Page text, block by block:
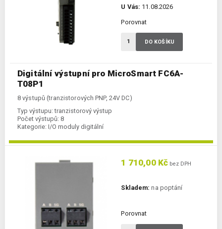
Digitální výstupní pro MicroSmart FC6A-
T08P1
8 výstupů (tranzistorových PNP, 24V DC)
Typ výstupu: tranzistorový výstup
Počet výstupů: 8
Kategorie: I/O moduly digitální
U Vás: 11.08.2026
Porovnat
DO KOŠÍKU
1 710,00 Kč bez DPH
Skladem: na poptání
Porovnat